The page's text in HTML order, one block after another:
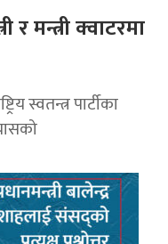
र मन्त्री क्वाटरमा
स्वतन्त्र पार्टीका